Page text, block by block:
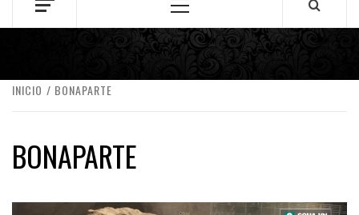
Menú
INICIO BONAPARTE
BONAPARTE